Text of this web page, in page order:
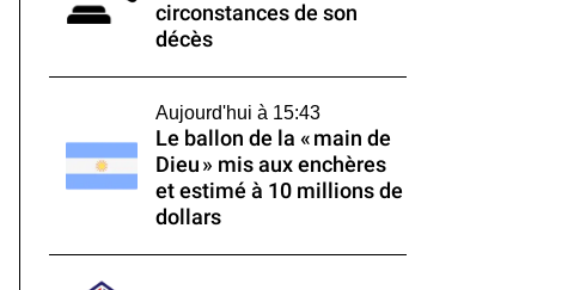
circonstances de son
décès
Aujourd'hui à 15:43
Le ballon de la « main de
Dieu » mis aux enchères
et estimé à 10 millions de
dollars